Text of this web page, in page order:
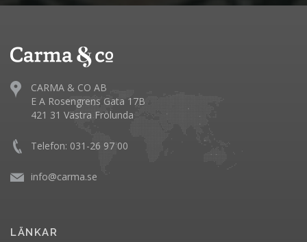
CARMA & CO AB
E A Rosengrens Gata 17B
421 31 Västra Frölunda
Telefon: 031-26 97 00
info@carma.se
LÄNKAR